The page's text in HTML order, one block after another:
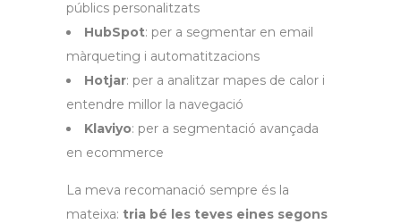
públics personalitzats
HubSpot: per a segmentar en email
màrqueting i automatitzacions
Hotjar: per a analitzar mapes de calor i
entendre millor la navegació
Klaviyo: per a segmentació avançada
en ecommerce
La meva recomanació sempre és la
mateixa: tria bé les teves eines segons